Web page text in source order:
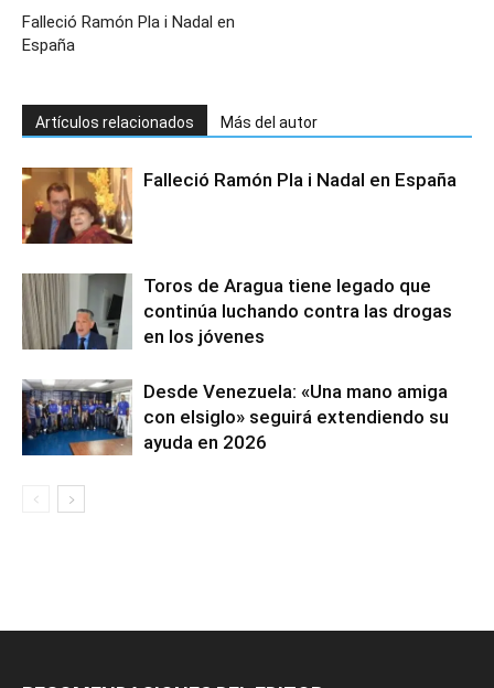
Falleció Ramón Pla i Nadal en
España
Artículos relacionados Más del autor
Falleció Ramón Pla i Nadal en España
Toros de Aragua tiene legado que
continúa luchando contra las drogas
en los jóvenes
Desde Venezuela: «Una mano amiga
con elsiglo» seguirá extendiendo su
ayuda en 2026